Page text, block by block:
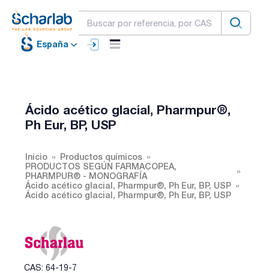
España
Ácido acético glacial, Pharmpur®,
Ph Eur, BP, USP
Inicio
Productos químicos
PRODUCTOS SEGÚN FARMACOPEA,
PHARMPUR® - MONOGRAFÍA
Ácido acético glacial, Pharmpur®, Ph Eur, BP, USP
Ácido acético glacial, Pharmpur®, Ph Eur, BP, USP
CAS: 64-19-7